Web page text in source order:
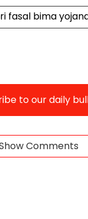
fasal bima
to our daily
Comments